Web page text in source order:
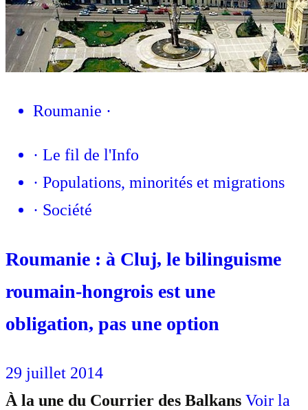
Roumanie ·
· Le fil de l'Info
· Populations, minorités et migrations
· Société
Roumanie : à Cluj, le bilinguisme
roumain-hongrois est une
obligation, pas une option
29 juillet 2014
À la une du Courrier des Balkans Voir la